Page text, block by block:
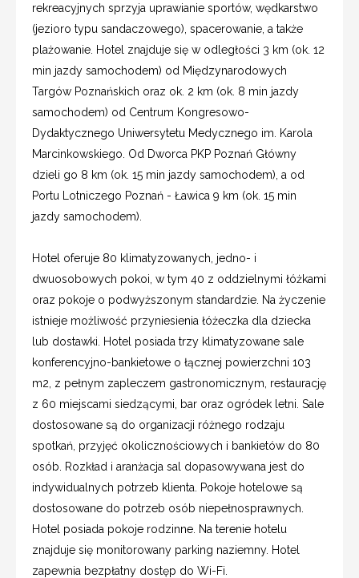
rekreacyjnych sprzyja uprawianie sportów, wędkarstwo
(jezioro typu sandaczowego), spacerowanie, a także
plażowanie. Hotel znajduje się w odległości 3 km (ok. 12
min jazdy samochodem) od Międzynarodowych
Targów Poznańskich oraz ok. 2 km (ok. 8 min jazdy
samochodem) od Centrum Kongresowo-
Dydaktycznego Uniwersytetu Medycznego im. Karola
Marcinkowskiego. Od Dworca PKP Poznań Główny
dzieli go 8 km (ok. 15 min jazdy samochodem), a od
Portu Lotniczego Poznań - Ławica 9 km (ok. 15 min
jazdy samochodem).
Hotel oferuje 80 klimatyzowanych, jedno- i
dwuosobowych pokoi, w tym 40 z oddzielnymi łóżkami
oraz pokoje o podwyższonym standardzie. Na życzenie
istnieje możliwość przyniesienia łóżeczka dla dziecka
lub dostawki. Hotel posiada trzy klimatyzowane sale
konferencyjno-bankietowe o łącznej powierzchni 103
m2, z pełnym zapleczem gastronomicznym, restaurację
z 60 miejscami siedzącymi, bar oraz ogródek letni. Sale
dostosowane są do organizacji różnego rodzaju
spotkań, przyjęć okolicznościowych i bankietów do 80
osób. Rozkład i aranżacja sal dopasowywana jest do
indywidualnych potrzeb klienta. Pokoje hotelowe są
dostosowane do potrzeb osób niepełnosprawnych.
Hotel posiada pokoje rodzinne. Na terenie hotelu
znajduje się monitorowany parking naziemny. Hotel
zapewnia bezpłatny dostęp do Wi-Fi.